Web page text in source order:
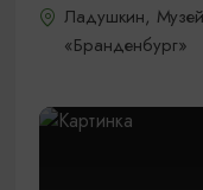
Ладушкин,
«Бранденбург»